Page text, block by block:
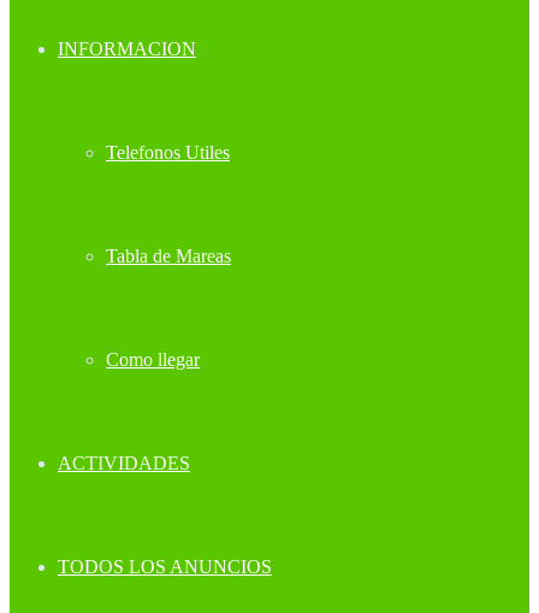
INFORMACION
Telefonos Utiles
Tabla de Mareas
Como llegar
ACTIVIDADES
TODOS LOS ANUNCIOS